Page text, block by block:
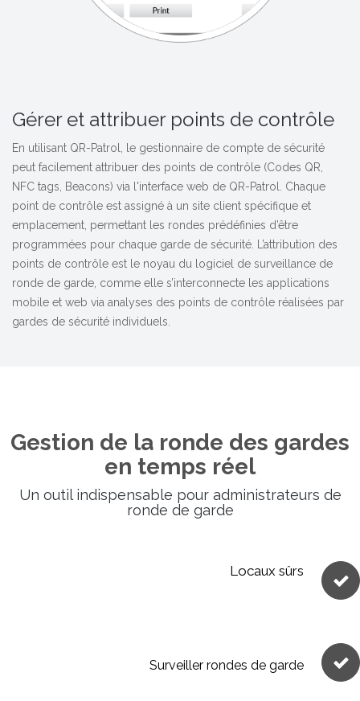
Gérer et attribuer points de contrôle
En utilisant QR-Patrol, le gestionnaire de compte de sécurité
peut facilement attribuer des points de contrôle (Codes QR,
NFC tags, Beacons) via l'interface web de QR-Patrol. Chaque
point de contrôle est assigné à un site client spécifique et
emplacement, permettant les rondes prédéfinies d’être
programmées pour chaque garde de sécurité. L’attribution des
points de contrôle est le noyau du logiciel de surveillance de
ronde de garde, comme elle s’interconnecte les applications
mobile et web via analyses des points de contrôle réalisées par
gardes de sécurité individuels.
Gestion de la ronde des gardes
en temps réel
Un outil indispensable pour administrateurs de
ronde de garde
Locaux sûrs
Surveiller rondes de garde